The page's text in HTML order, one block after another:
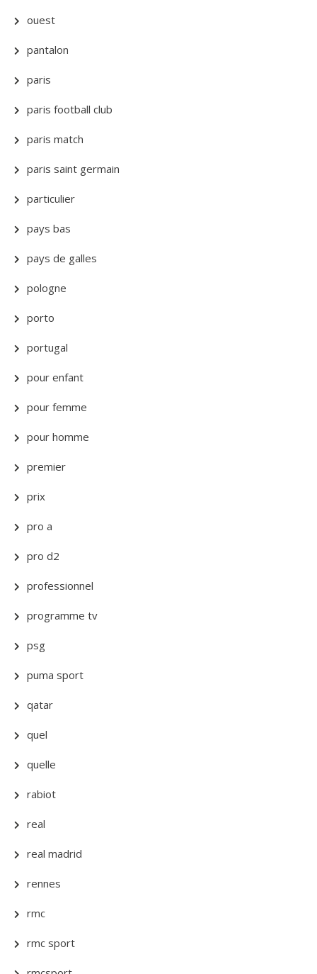
ouest
pantalon
paris
paris football club
paris match
paris saint germain
particulier
pays bas
pays de galles
pologne
porto
portugal
pour enfant
pour femme
pour homme
premier
prix
pro a
pro d2
professionnel
programme tv
psg
puma sport
qatar
quel
quelle
rabiot
real
real madrid
rennes
rmc
rmc sport